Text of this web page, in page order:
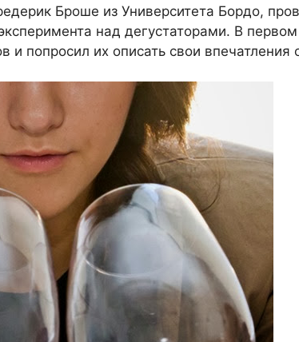
Броше из Университета Бордо,
над дегустаторами. В
и попросил их описать свои впечатления